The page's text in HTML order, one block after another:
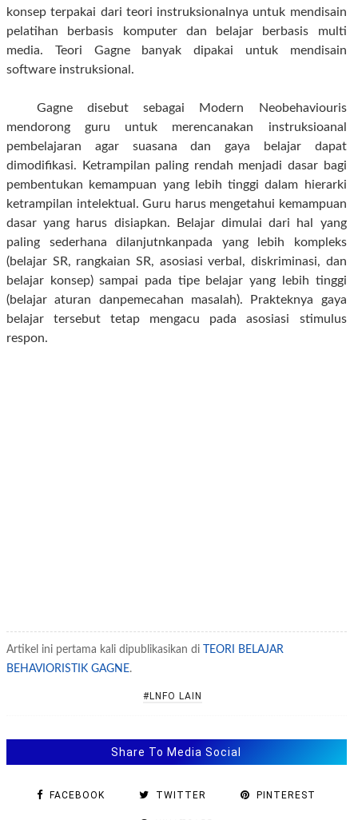
konsep terpakai dari teori instruksionalnya untuk mendisain
pelatihan berbasis komputer dan belajar berbasis multi
media. Teori Gagne banyak dipakai untuk mendisain
software instruksional.
Gagne disebut sebagai Modern Neobehaviouris
mendorong guru untuk merencanakan instruksioanal
pembelajaran agar suasana dan gaya belajar dapat
dimodifikasi. Ketrampilan paling rendah menjadi dasar bagi
pembentukan kemampuan yang lebih tinggi dalam hierarki
ketrampilan intelektual. Guru harus mengetahui kemampuan
dasar yang harus disiapkan. Belajar dimulai dari hal yang
paling sederhana dilanjutnkanpada yang
lebih kompleks
(belajar SR, rangkaian SR, asosiasi verbal, diskriminasi, dan
belajar konsep) sampai pada tipe belajar yang lebih tinggi
(belajar aturan danpemecahan masalah). Prakteknya gaya
belajar tersebut tetap mengacu pada asosiasi stimulus
respon.
Artikel ini pertama kali dipublikasikan di
TEORI BELAJAR
BEHAVIORISTIK GAGNE.
#LNFO LAIN
Share To Media Social
FACEBOOK TWITTER PINTEREST